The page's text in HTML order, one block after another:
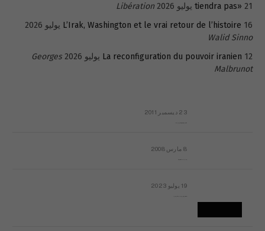
tiendra pas» 21 يوليو 2026
Libération
L’Irak, Washington et le vrai retour de l’histoire 16 يوليو 2026
Walid Sinno
La reconfiguration du pouvoir iranien 12 يوليو 2026
Georges
Malbrunot
23 ديسمبر 2011
8 مارس 2008
19 يوليو 2023